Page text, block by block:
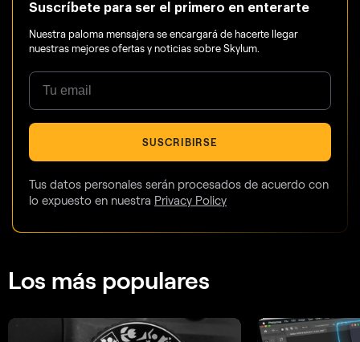
Suscríbete para ser el primero en enterarte
Nuestra paloma mensajera se encargará de hacerte llegar
nuestras mejores ofertas y noticias sobre Skylum.
SUSCRIBIRSE
Tus datos personales serán procesados de acuerdo con
lo expuesto en nuestra Privacy Policy
Los más populares